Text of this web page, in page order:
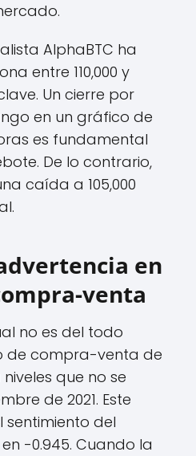
AlphaBTC ha
entre 110,000 y
Un cierre por
en un gráfico de
es fundamental
De lo contrario,
caída a 105,000
en
venta
no es del todo
de compra-venta de
que no se
de 2021. Este
sentimiento del
-0.945. Cuando la